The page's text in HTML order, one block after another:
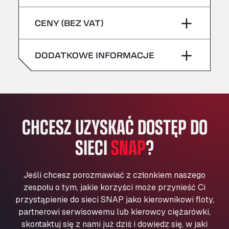
All 4 Trucks
Klaverbladstaat 21, 3560
American Truck Wash
Av. des Etats-Unis 90, 6041
Aut. A4 Salida 288 Pol. Ind. del Guadiel, 23210
AP7 Salida 2, C/ Bassegoda, 4, 17700
Andamur Pamplona
A-15 Salida Imarcoain, 31119
Andamur San Roman II
Aut A1 Exit 385, 01207
Anglia Motel
Washway Road, PE12 8LT
Anpol Sp. z o.o.
Ul. Torunska 147, 85884
sobota –
sobota –
niebezpieczne/ADR
CENY (BEZ VAT)
DODATKOWE INFORMACJE
CHCESZ UZYSKAĆ DOSTĘP DO
SIECISNAP?
Jeśli chcesz porozmawiać z członkiem naszego
zespołu o tym, jakie korzyści może przynieść Ci
przystąpienie do sieci SNAP jako kierownikowi floty,
partnerowi serwisowemu lub kierowcy ciężarówki,
skontaktuj się z nami już dziś i dowiedz się, w jaki